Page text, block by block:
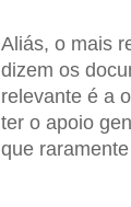
Aliás, o mais
dizem os
relevante é a
ter o apoio
que